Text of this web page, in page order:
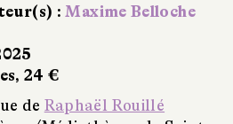
: Maxime Belloche
24 €
de Raphaël Rouillé